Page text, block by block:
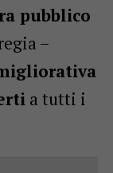
pubblico
–
a tutti i